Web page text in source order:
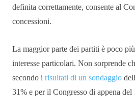
definita correttamente, consente al
concessioni.
La maggior parte dei partiti è poco
interesse particolari. Non sorprende
secondo i risultati di un sondaggio
31% e per il Congresso di appena del